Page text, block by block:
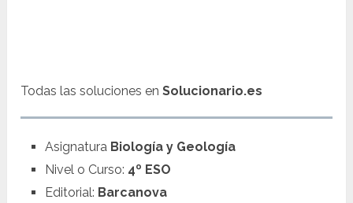
Todas las soluciones enSolucionario.es
Asignatura Biología y Geología
Nivel o Curso: 4º ESO
Editorial: Barcanova